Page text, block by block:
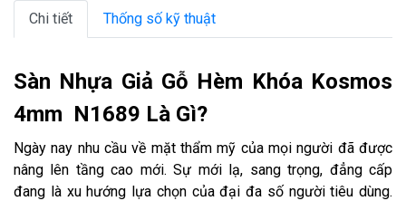
Chi tiết Thống số kỹ thuật
Sàn Nhựa Giả Gỗ Hèm Khóa Kosmos
4mm N1689 Là Gì?
Ngày nay nhu cầu về mặt thẩm mỹ của mọi người đã được
nâng lên tầng cao mới. Sự mới lạ, sang trọng, đẳng cấp
đang là xu hướng lựa chọn của đại đa số người tiêu dùng.